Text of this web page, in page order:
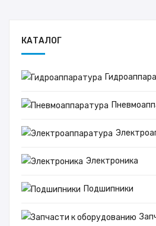
КАТАЛОГ
Электроника
Подшипники